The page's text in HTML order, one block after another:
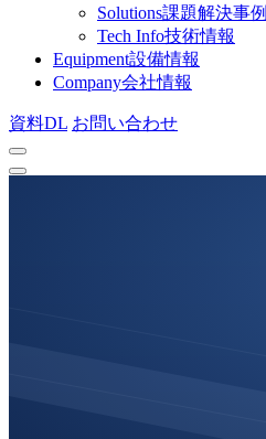
Solutions課題解決事例
Tech Info技術情報
Equipment設備情報
Company会社情報
資料DL お問い合わせ